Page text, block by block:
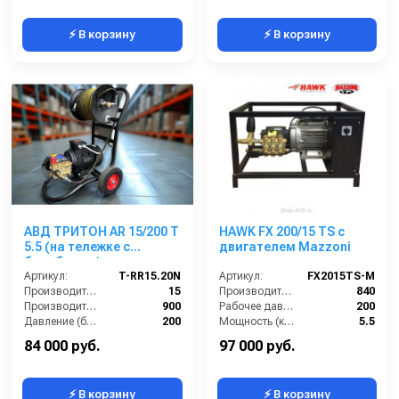
⚡ В корзину ⚡ В корзину
АВД ТРИТОН AR 15/200 T
5.5 (на тележке с
барабаном)
Артикул:
T-RR15.20N
Производительность (л/мин):
15
Производительность (л/ч):
900
Давление (бар):
200
Напряжение (В):
84 000 руб.
⚡ В корзину
HAWK FX 200/15 TS с
двигателем Mazzoni
Артикул:
FX2015TS-M
Производительность (л/ч):
840
Рабочее давление (бар):
200
Мощность (кВт):
5.5
Электропитание (В):
97 000 руб.
⚡ В корзину